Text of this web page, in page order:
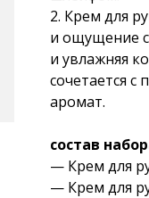
2. Крем для
и ощущение
и увлажняя
сочетается
аромат.
состав
— Крем для
— Крем для